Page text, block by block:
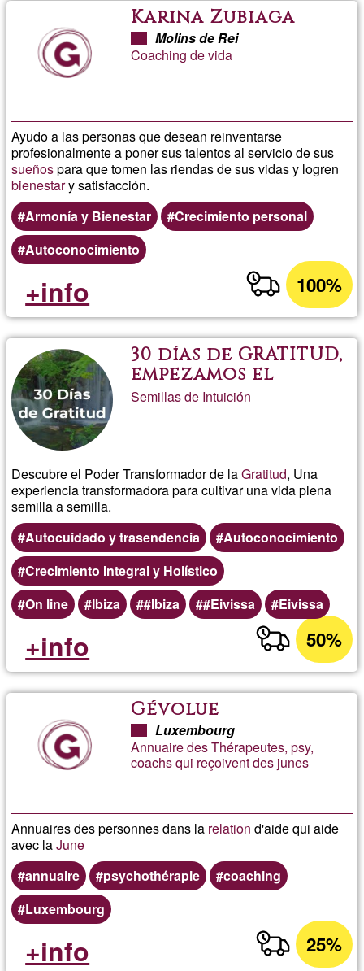
Karina Zubiaga
Molins de Rei
Coaching de vida
Ayudo a las personas que desean reinventarse
profesionalmente a poner sus talentos al servicio de sus
sueñospara que tomen las riendas de sus vidas y logren
bienestary satisfacción.
Armonía y Bienestar
Crecimiento personal
Autoconocimiento
100%
+info
30 días de GRATITUD,
empezamos el
domingo 30 de
Semillas de Intuición
Descubre el Poder Transformador de laGratitud, Una
experiencia transformadora para cultivar una vida plena
semilla a semilla.
Autocuidado y trasendencia
Autoconocimiento
Crecimiento Integral y Holístico
On line
Ibiza #Ibiza #Eivissa Eivissa
50%
+info
Gévolue
Luxembourg
Annuaire des Thérapeutes, psy,
coachs qui reçoivent des junes
Annuaires des personnes dans la relation d'aide qui aide
avec laJune
annuaire
psychothérapie
coaching
Luxembourg
25%
+info